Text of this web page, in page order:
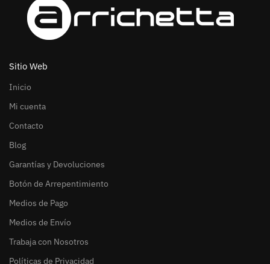
Sitio Web
Inicio
Mi cuenta
Contacto
Blog
Garantías y Devoluciones
Botón de Arrepentimiento
Medios de Pago
Medios de Envío
Trabaja con Nosotros
Políticas de Privacidad